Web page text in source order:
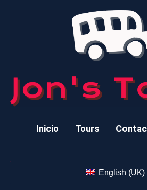
Inicio Tours
English (UK)